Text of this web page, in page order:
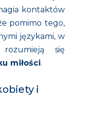
kontaktów
pomimo tego,
językami, w
się
miłości.
i